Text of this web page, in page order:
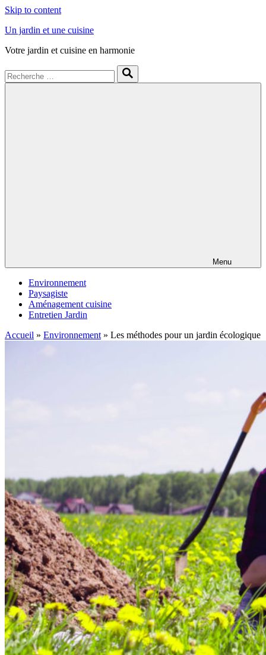
Skip to content
Un jardin et une cuisine
Votre jardin et cuisine en harmonie
Menu
Environnement
Paysagiste
Aménagement cuisine
Entretien Jardin
Accueil » Environnement » Les méthodes pour un jardin écologique